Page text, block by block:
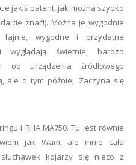
jakiś patent, jak można szybko
znać!). Można je wygodnie
wygodne i przydatne
wyglądają świetnie, bardzo
od urządzenia źródłowego
ale o tym później. Zaczyna się
i RHA MA750. Tu jest równie
jak Wam, ale mnie cała
kojarzy się nieco z